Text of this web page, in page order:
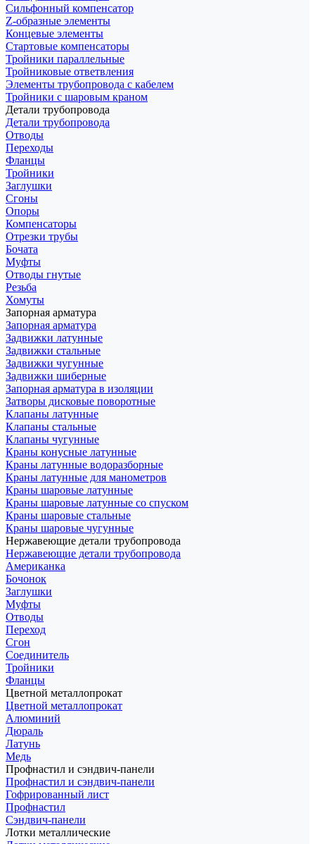
Cильфонный компенсатор
Z-образные элементы
Концевые элементы
Стартовые компенсаторы
Тройники параллельные
Тройниковые ответвления
Элементы трубопровода с кабелем
Тройники с шаровым краном
Детали трубопровода
Детали трубопровода
Отводы
Переходы
Фланцы
Тройники
Заглушки
Сгоны
Опоры
Компенсаторы
Отрезки трубы
Бочата
Муфты
Отводы гнутые
Резьба
Хомуты
Запорная арматура
Запорная арматура
Задвижки латунные
Задвижки стальные
Задвижки чугунные
Задвижки шиберные
Запорная арматура в изоляции
Затворы дисковые поворотные
Клапаны латунные
Клапаны стальные
Клапаны чугунные
Краны конусные латунные
Краны латунные водоразборные
Краны латунные для манометров
Краны шаровые латунные
Краны шаровые латунные со спуском
Краны шаровые стальные
Краны шаровые чугунные
Нержавеющие детали трубопровода
Нержавеющие детали трубопровода
Американка
Бочонок
Заглушки
Муфты
Отводы
Переход
Сгон
Соединитель
Тройники
Фланцы
Цветной металлопрокат
Цветной металлопрокат
Алюминий
Дюраль
Латунь
Медь
Профнастил и сэндвич-панели
Профнастил и сэндвич-панели
Гофрированный лист
Профнастил
Сэндвич-панели
Лотки металлические